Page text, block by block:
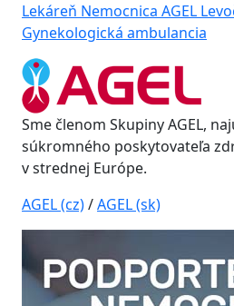
Lekáreň Nemocnica AGEL
Gynekologická ambulancia
Sme členom Skupiny AGEL,
súkromného poskytovateľa
v strednej Európe.
AGEL (cz)/AGEL (sk)